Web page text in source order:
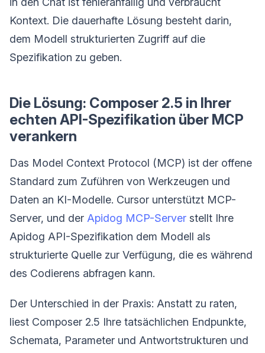
Kontext. Die dauerhafte Lösung besteht darin,
dem Modell strukturierten Zugriff auf die
Spezifikation zu geben.
Die Lösung: Composer 2.5 in Ihrer
echten API-Spezifikation über MCP
verankern
Das Model Context Protocol (MCP) ist der offene
Standard zum Zuführen von Werkzeugen und
Daten an KI-Modelle. Cursor unterstützt MCP-
Server, und der Apidog MCP-Server stellt Ihre
Apidog API-Spezifikation dem Modell als
strukturierte Quelle zur Verfügung, die es während
des Codierens abfragen kann.
Der Unterschied in der Praxis: Anstatt zu raten,
liest Composer 2.5 Ihre tatsächlichen Endpunkte,
Schemata, Parameter und Antwortstrukturen und